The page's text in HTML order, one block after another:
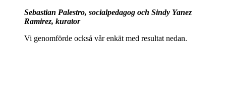
Sebastian Palestro, socialpedagog och Sindy Yanez
Ramirez, kurator
Vi genomförde också vår enkät med resultat nedan.